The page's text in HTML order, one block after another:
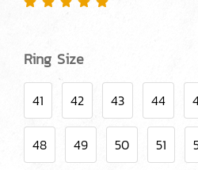
Ring Size
41 42 43 44
48 49 50 51